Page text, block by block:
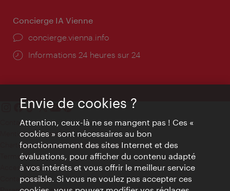
Concierge IA Vienne
Ort:
concierge.vienna.info
Öffnungszeiten:
Informations 24 heures sur 24
Contact
Mentions obligatoires
Charte sur le respect de la vie privée
Terms of Use
Accessibilité
Contact presse
Envie de cookies ?
Attention, ceux-là ne se mangent pas ! Ces «
cookies » sont nécessaires au bon
fonctionnement des sites Internet et des
évaluations, pour afficher du contenu adapté
à vos intérêts et vous offrir le meilleur service
possible. Si vous ne voulez pas accepter ces